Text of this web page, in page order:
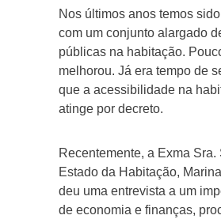
Nos últimos anos temos
com um conjunto alargado
públicas na habitação.
melhorou. Já era tempo de
que a acessibilidade na
atinge por decreto.
Recentemente, a Exma Sra.
Estado da Habitação,
deu uma entrevista a um
de economia e finanças,